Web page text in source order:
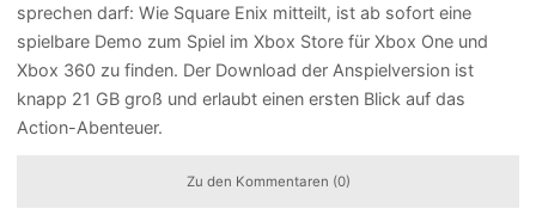
sprechen darf: Wie Square Enix mitteilt, ist ab sofort eine
spielbare Demo zum Spiel im Xbox Store für Xbox One und
Xbox 360 zu finden. Der Download der Anspielversion ist
knapp 21 GB groß und erlaubt einen ersten Blick auf das
Action-Abenteuer.
Zu den Kommentaren (0)